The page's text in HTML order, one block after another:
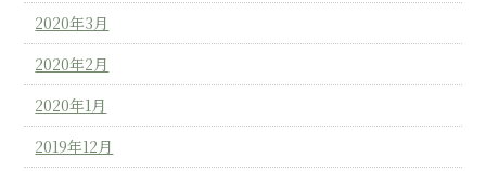
2020年3月
2020年2月
2020年1月
2019年12月